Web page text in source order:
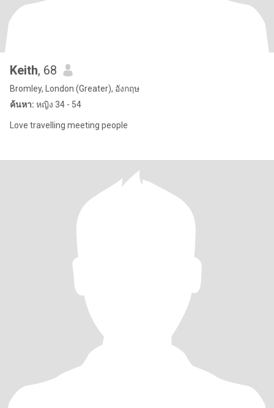
Keith, 68
Bromley, London (Greater), อังกฤษ
ค้นหา: หญิง 34 - 54
Love travelling meeting people